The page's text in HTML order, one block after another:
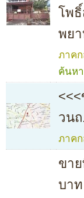
โพ
พย
ภาค
ค้นห
วน
ภาค
ขา
บา